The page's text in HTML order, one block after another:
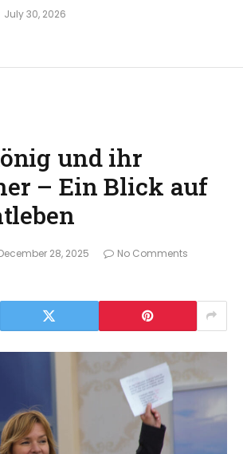
July 30, 2026
und ihr
– Ein Blick auf
28, 2025
No Comments